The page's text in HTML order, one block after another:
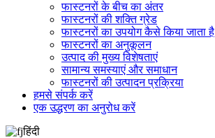
फास्टनरों के बीच का अंतर
फास्टनरों की शक्ति ग्रेड
फास्टनरों का उपयोग कैसे किया जाता है
फास्टनरों का अनुकूलन
उत्पाद की मुख्य विशेषताएं
सामान्य समस्याएं और समाधान
फास्टनरों की उत्पादन प्रक्रिया
हमसे संपर्क करें
एक उद्धरण का अनुरोध करें
हिंदी